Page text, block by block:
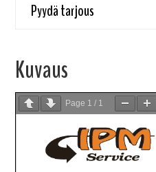
Pyydä tarjous
Kuvaus
Page 1 / 1